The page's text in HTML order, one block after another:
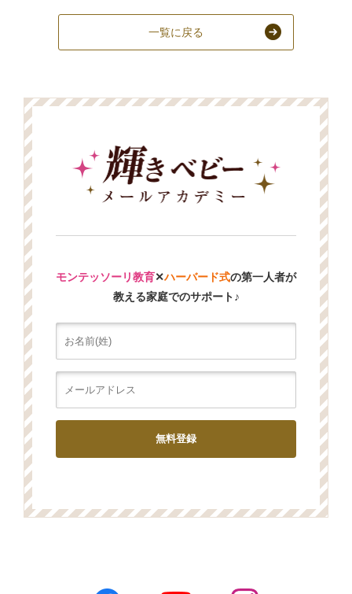
一覧に戻る
モンテッソーリ教育✕ハーバード式の第一人者が
教える家庭でのサポート♪